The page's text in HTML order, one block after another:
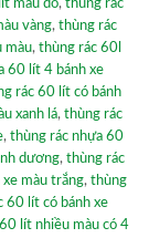
màu đỏ, thùng rác
vàng, thùng rác
màu, thùng rác 60l
60 lít 4 bánh xe
rác 60 lít có bánh
xanh lá, thùng rác
, thùng rác nhựa 60
dương, thùng rác
màu trắng, thùng
60 lít có bánh xe
lít nhiều màu có 4